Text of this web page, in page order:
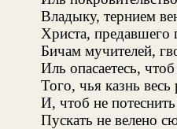
Владыку, тернием
Христа,
Бичам мучителей,
Иль опасаетесь,
Того, чья казнь
И, чтоб не
Пускать не велено